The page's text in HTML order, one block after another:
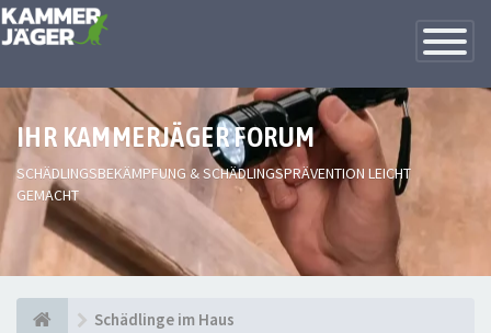
Toggle
IHR KAMMERJÄGER FORUM
SCHÄDLINGSBEKÄMPFUNG & SCHÄDLINGSPRÄVENTION LEICHT
GEMACHT
Schädlinge im Haus